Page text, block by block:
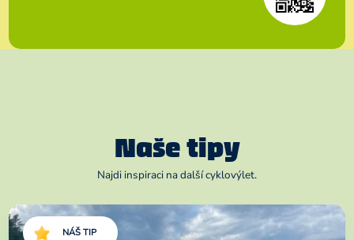
Naše tipy
Najdi inspiraci na další cyklovýlet.
NÁŠ TIP